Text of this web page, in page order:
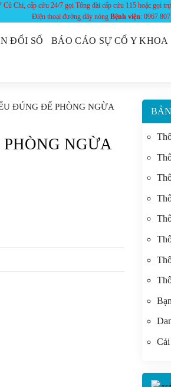
Chi, cấp cứu 24/7 gọi Tổng đài cấp cứu 115 hoặc gọi
Điện thoại đường dây nóng Bệnh viện:
ĐỔI SỐ BÁO CÁO SỰ CỐ Y KHOA
ĐÚNG ĐỂ PHÒNG NGỪA
NGỪA